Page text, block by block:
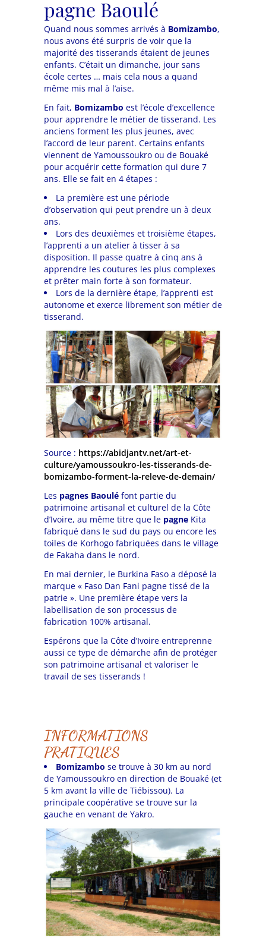
pagne Baoulé
Quand nous sommes arrivés à Bomizambo,
nous avons été surpris de voir que la
majorité des tisserands étaient de jeunes
enfants. C’était un dimanche, jour sans
école certes … mais cela nous a quand
même mis mal à l’aise.
En fait, Bomizambo est l’école d’excellence
pour apprendre le métier de tisserand. Les
anciens forment les plus jeunes, avec
l’accord de leur parent. Certains enfants
viennent de Yamoussoukro ou de Bouaké
pour acquérir cette formation qui dure 7
ans. Elle se fait en 4 étapes :
La première est une période
d’observation qui peut prendre un à deux
ans.
Lors des deuxièmes et troisième étapes,
l’apprenti a un atelier à tisser à sa
disposition. Il passe quatre à cinq ans à
apprendre les coutures les plus complexes
et prêter main forte à son formateur.
Lors de la dernière étape, l’apprenti est
autonome et exerce librement son métier de
tisserand.
Source : https://abidjantv.net/art-et-
culture/yamoussoukro-les-tisserands-de-
bomizambo-forment-la-releve-de-demain/
Les pagnes Baoulé font partie du
patrimoine artisanal et culturel de la Côte
d’Ivoire, au même titre que le pagne Kita
fabriqué dans le sud du pays ou encore les
toiles de Korhogo fabriquées dans le village
de Fakaha dans le nord.
En mai dernier, le Burkina Faso a déposé la
marque « Faso Dan Fani pagne tissé de la
patrie ». Une première étape vers la
labellisation de son processus de
fabrication 100% artisanal.
Espérons que la Côte d’Ivoire entreprenne
aussi ce type de démarche afin de protéger
son patrimoine artisanal et valoriser le
travail de ses tisserands !
INFORMATIONS
PRATIQUES
Bomizambo se trouve à 30 km au nord
de Yamoussoukro en direction de Bouaké (et
5 km avant la ville de Tiébissou). La
principale coopérative se trouve sur la
gauche en venant de Yakro.